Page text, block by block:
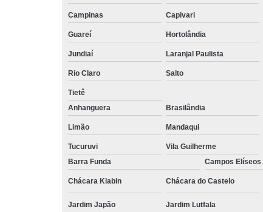
Campinas Capivari
Guareí Hortolândia
Jundiaí Laranjal Paulista
Rio Claro Salto
Tietê
Anhanguera
Brasilândia
Limão Mandaqui
Tucuruvi Vila Guilherme
Barra Funda
Campos Elíseos
Chácara Klabin Chácara do Castelo
Jardim Japão Jardim Lutfala